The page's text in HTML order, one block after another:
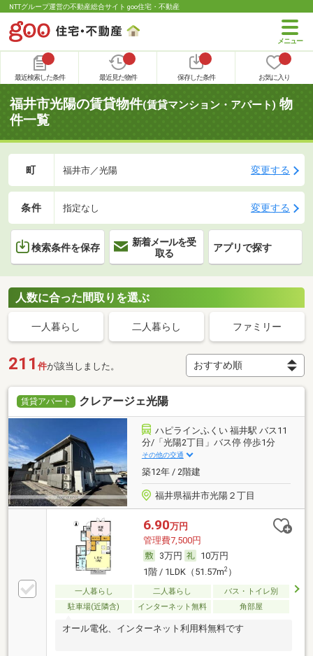
NTTグループ運営の不動産総合サイト goo住宅・不動産
最近検索した条件 最近見た物件 保存した条件 お気に入り
福井市光陽の賃貸物件(賃貸マンション・アパート) 物
件一覧
町 福井市／光陽 変更する
条件 指定なし 変更する
検索条件を保存
新着メールを受
取る
アプリで探す
人数に合った間取りを選ぶ
一人暮らし 二人暮らし ファミリー
211 件が該当しました。
賃貸アパート クレアージェ光陽
ハピラインふくい 福井駅 バス11
分/「光陽2丁目」バス停 停歩1分
その他の交通
築12年 / 2階建
福井県福井市光陽２丁目
6.90万円
管理費7,500円
3万円
10万円
1階 / 1LDK（51.57m2）
一人暮らし 二人暮らし
バス・トイレ別
駐車場(近隣含)
インターネット無料 角部屋
オール電化、インターネット利用料無料です